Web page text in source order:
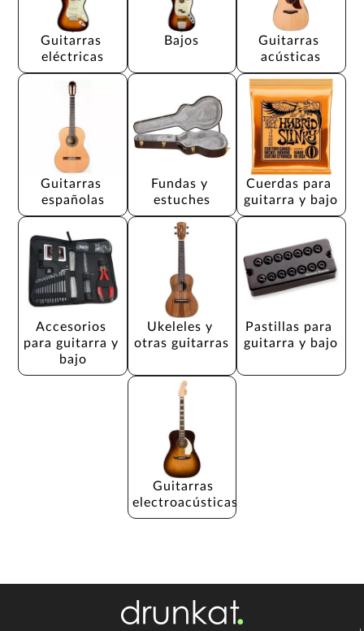
Guitarras
eléctricas
Bajos
Guitarras
acústicas
Guitarras
españolas
Fundas y
estuches
Cuerdas para
guitarra y bajo
Accesorios
para guitarra y
bajo
Ukeleles y
otras guitarras
Pastillas para
guitarra y bajo
Guitarras
electroacústicas